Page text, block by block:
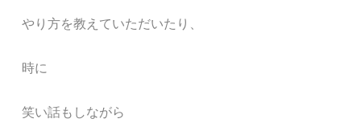
やり方を教えていただいたり、
時に
笑い話もしながら